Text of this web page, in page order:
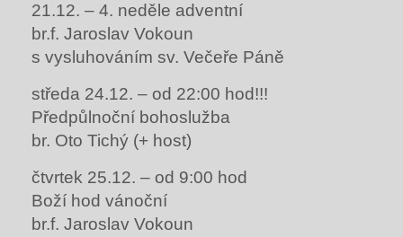
21.12. – 4. neděle adventní
br.f. Jaroslav Vokoun
s vysluhováním sv. Večeře Páně
středa 24.12. – od 22:00 hod!!!
Předpůlnoční bohoslužba
br. Oto Tichý (+ host)
čtvrtek 25.12. – od 9:00 hod
Boží hod vánoční
br.f. Jaroslav Vokoun